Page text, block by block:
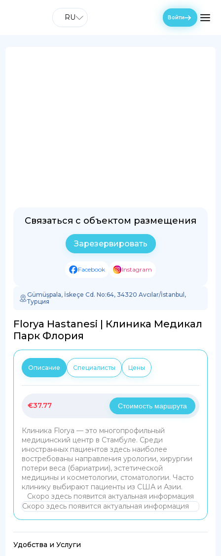
RU Войти
Связаться с объектом размещения
Зарезервировать
Facebook Instagram
Gümüşpala, İskeçe Cd. No:64, 34320 Avcılar/İstanbul,
Турция
Florya Hastanesi | Клиника Медикал
Парк Флория
Описание Специалисты Цены
€37.77 Стоимость маршрута
Клиника Florya — это многопрофильный
медицинский центр в Стамбуле. Среди
иностранных пациентов здесь наиболее
востребованы направления урологии, хирургии
потери веса (бариатрии), эстетической
медицины и косметологии, стоматологии. Часто
клинику выбирают пациенты из США и Азии.
Скоро здесь появится актуальная информация
Скоро здесь появится актуальная информация
Удобства и Услуги